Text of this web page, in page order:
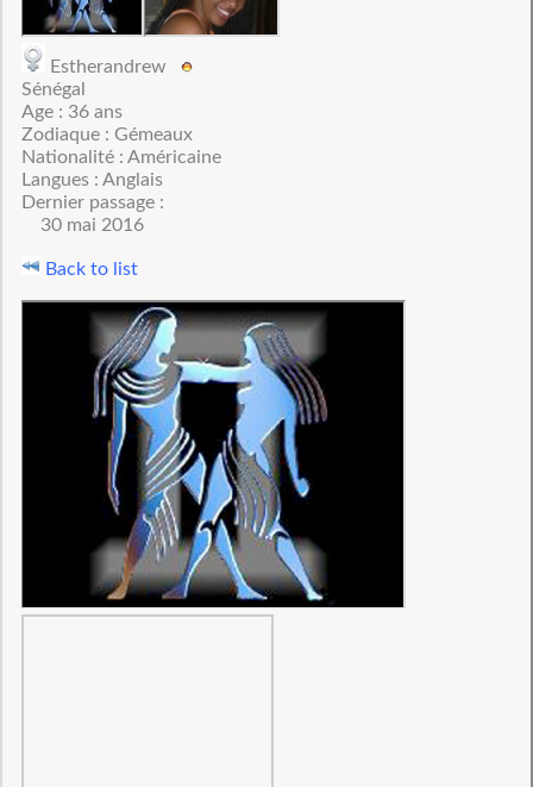
Estherandrew
Sénégal
Age : 36 ans
Zodiaque : Gémeaux
Nationalité : Américaine
Langues : Anglais
Dernier passage :
30 mai 2016
Back to list